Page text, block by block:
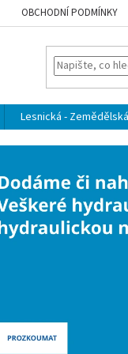
OBCHODNÍ PODMÍNKY
Lesnická -